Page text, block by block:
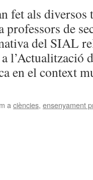
fet als
professors de
del SIAL
l’Actualització
en el context
a ciències, ensenyament